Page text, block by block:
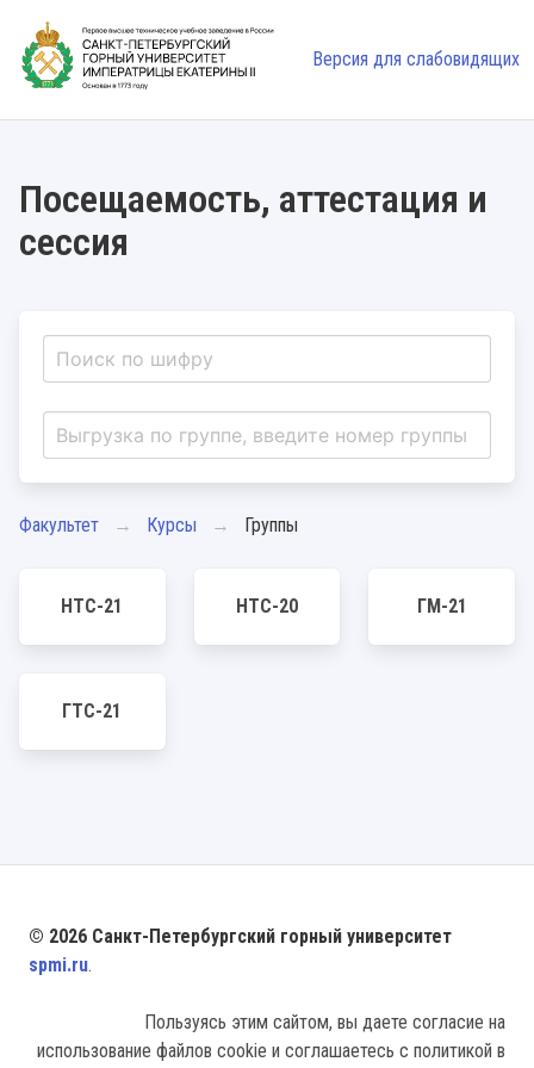
Версия для слабовидящих
Посещаемость, аттестация и
сессия
Факультет Курсы Группы
НТС-21 НТС-20 ГМ-21
ГТС-21
© 2026 Санкт-Петербургский горный университет
spmi.ru.
Пользуясь этим сайтом, вы даете согласие на
использование файлов cookie и соглашаетесь с политикой в